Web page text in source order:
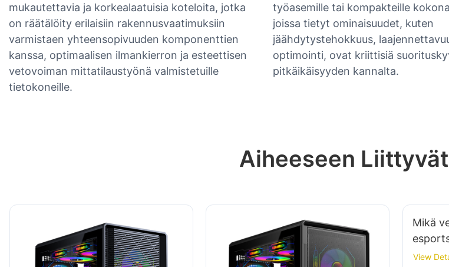
mukautettavia ja korkealaatuisia koteloita, jotka
on räätälöity erilaisiin rakennusvaatimuksiin
varmistaen yhteensopivuuden komponenttien
kanssa, optimaalisen ilmankierron ja esteettisen
vetovoiman mittatilaustyönä valmistetuille
tietokoneille.
työasemille tai kompakteille
joissa tietyt ominaisuudet, kuten
jäähdytystehokkuus,
optimointi, ovat kriittisiä
pitkäikäisyyden kannalta.
Aiheeseen
Mikä
View